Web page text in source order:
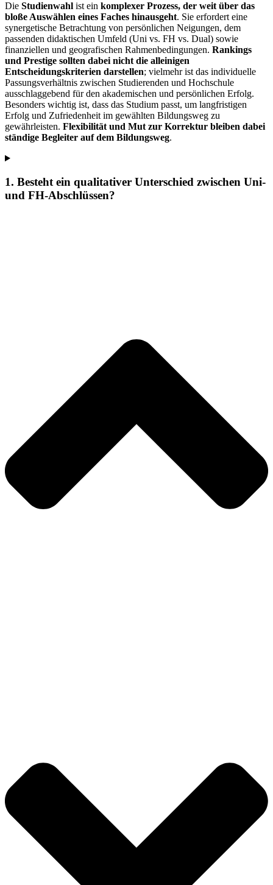
Die Studienwahl ist ein komplexer Prozess, der weit über das
bloße Auswählen eines Faches hinausgeht. Sie erfordert eine
synergetische Betrachtung von persönlichen Neigungen, dem
passenden didaktischen Umfeld (Uni vs. FH vs. Dual) sowie
finanziellen und geografischen Rahmenbedingungen. Rankings
und Prestige sollten dabei nicht die alleinigen
Entscheidungskriterien darstellen; vielmehr ist das individuelle
Passungsverhältnis zwischen Studierenden und Hochschule
ausschlaggebend für den akademischen und persönlichen Erfolg.
Besonders wichtig ist, dass das Studium passt, um langfristigen
Erfolg und Zufriedenheit im gewählten Bildungsweg zu
gewährleisten. Flexibilität und Mut zur Korrektur bleiben dabei
ständige Begleiter auf dem Bildungsweg.
1. Besteht ein qualitativer Unterschied zwischen Uni-
und FH-Abschlüssen?